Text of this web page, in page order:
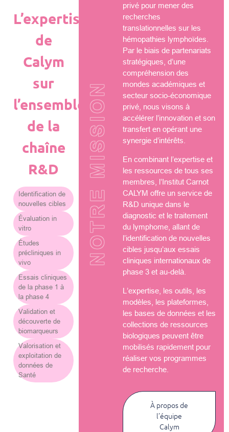
L’expertise
de
Calym
sur
l’ensemble
de la
chaîne
R&D
Identification de
nouvelles cibles
Évaluation in
vitro
Études
précliniques in
vivo
Essais cliniques
de la phase 1 à
la phase 4
Validation et
découverte de
biomarqueurs
Valorisation et
exploitation de
données de
Santé
NOTRE MISSION
privé pour mener des
recherches
translationnelles sur les
hémopathies lymphoïdes.
Par le biais de partenariats
stratégiques, d’une
compréhension des
mondes académiques et
secteur socio-économique
privé, nous visons à
accélérer l’innovation et son
transfert en opérant une
synergie d’intérêts.
En combinant l’expertise et
les ressources de tous ses
membres, l’Institut Carnot
CALYM offre un service de
R&D unique dans le
diagnostic et le traitement
du lymphome, allant de
l’identification de nouvelles
cibles jusqu’aux essais
cliniques internationaux de
phase 3 et au-delà.
L’expertise, les outils, les
modèles, les plateformes,
les bases de données et les
collections de ressources
biologiques peuvent être
mobilisés rapidement pour
réaliser vos programmes
de recherche.
À propos de
l’équipe
Calym